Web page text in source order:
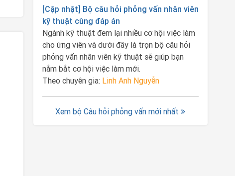
[Cập nhật] Bộ câu hỏi phỏng vấn nhân viên
kỹ thuật cùng đáp án
Ngành kỹ thuật đem lại nhiều cơ hội việc làm
cho ứng viên và dưới đây là trọn bộ câu hỏi
phỏng vấn nhân viên kỹ thuật sẽ giúp bạn
nắm bắt cơ hội việc làm mới.
Theo chuyên gia: Linh Anh Nguyễn
Xem bộ Câu hỏi phỏng vấn mới nhất